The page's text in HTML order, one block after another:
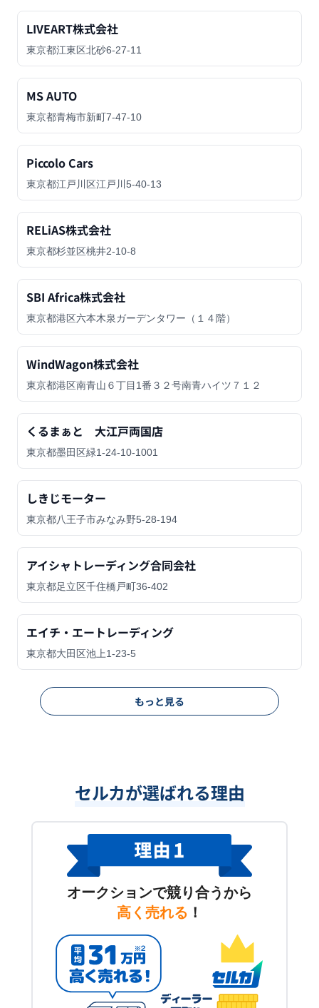
LIVEART株式会社
東京都江東区北砂6-27-11
MS AUTO
東京都青梅市新町7-47-10
Piccolo Cars
東京都江戸川区江戸川5-40-13
RELiAS株式会社
東京都杉並区桃井2-10-8
SBI Africa株式会社
東京都港区六本木泉ガーデンタワー（１４階）
WindWagon株式会社
東京都港区南青山６丁目1番３２号南青ハイツ７１２
くるまぁと 大江戸両国店
東京都墨田区緑1-24-10-1001
しきじモーター
東京都八王子市みなみ野5-28-194
アイシャトレーディング合同会社
東京都足立区千住橋戸町36-402
エイチ・エートレーディング
東京都大田区池上1-23-5
もっと見る
セルカが選ばれる理由
オークションで競り合うから
高く売れる ！